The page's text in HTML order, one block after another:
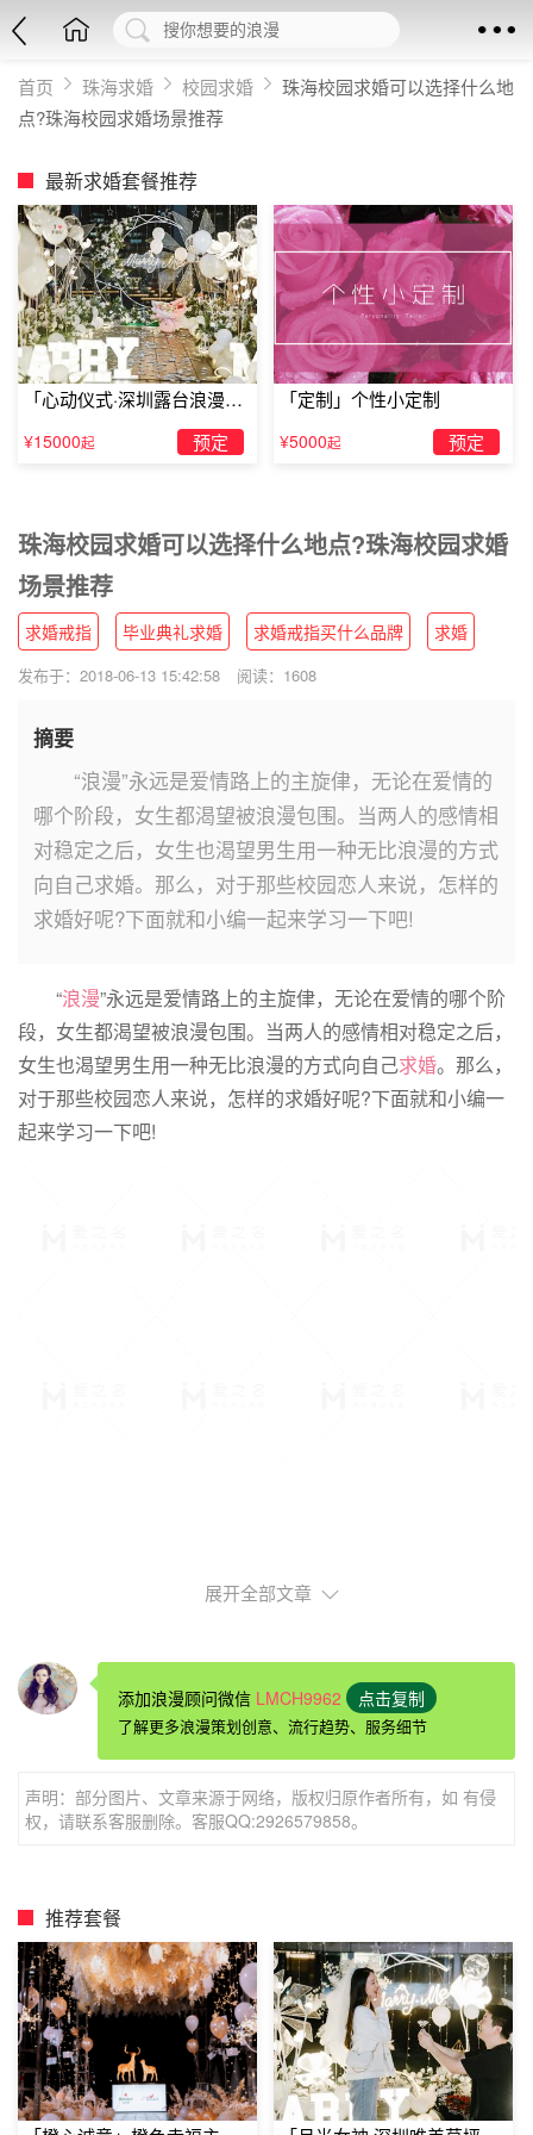
首页 珠海求婚 校园求婚
珠海校园求婚可以选择什么地
点?珠海校园求婚场景推荐
最新求婚套餐推荐
「心动仪式·深圳露台浪漫求
婚」
¥15000起 预定
「定制」个性小定制
¥5000起 预定
珠海校园求婚可以选择什么地点?珠海校园求婚
场景推荐
求婚戒指 毕业典礼求婚 求婚戒指买什么品牌 求婚
发布于：2018-06-13 15:42:58 阅读：1608
摘要
“浪漫”永远是爱情路上的主旋侓，无论在爱情的
哪个阶段，女生都渴望被浪漫包围。当两人的感情相
对稳定之后，女生也渴望男生用一种无比浪漫的方式
向自己求婚。那么，对于那些校园恋人来说，怎样的
求婚好呢?下面就和小编一起来学习一下吧!
“浪漫”永远是爱情路上的主旋侓，无论在爱情的哪个阶
段，女生都渴望被浪漫包围。当两人的感情相对稳定之后，
女生也渴望男生用一种无比浪漫的方式向自己求婚。那么，
对于那些校园恋人来说，怎样的求婚好呢?下面就和小编一
起来学习一下吧!
校园中的喜欢，就是简简单单的喜欢，出了校门之后，
就是淡淡的爱。甚至，你并不能确切的说出自己究竟喜欢她
什么。你们一定也一起经历过突然停电的晚自习，教室的轰
蒙住她的眼睛，牵着她的手，带她去到你们那年一起学习过
的教室，坐到曾属于你们两人的位置，你解开蒙住她眼睛的
忆涌上心头，你在这满室烛光的夜里，向她许下一生的承
诺。
展开全部文章
添加浪漫顾问微信 LMCH9962 点击复制
了解更多浪漫策划创意、流行趋势、服务细节
声明：部分图片、文章来源于网络，版权归原作者所有，如 有侵
权，请联系客服删除。客服QQ:2926579858。
推荐套餐